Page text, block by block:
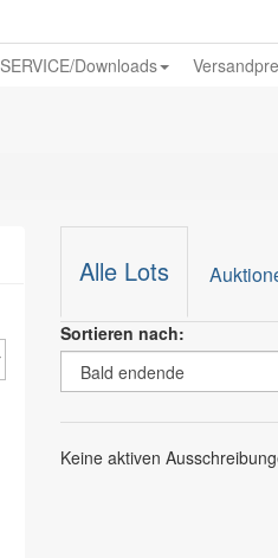
SERVICE/Downloads
Alle Lots
Sortieren nach:
Keine aktiven